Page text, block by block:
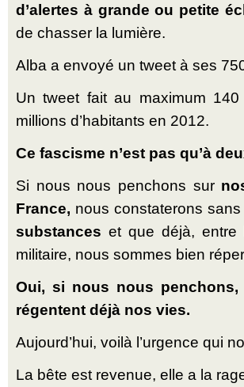
d’alertes à grande ou petite
de chasser la lumière.
Alba a envoyé un tweet à ses
Un tweet fait au maximum 140
millions d’habitants en 2012.
Ce fascisme n’est pas qu’à
Si nous nous penchons sur
France, nous constaterons
substances et que déjà, entre
militaire, nous sommes bien
Oui, si nous nous
régentent déjà nos vies.
Aujourd’hui, voilà l’urgence qui
La bête est revenue, elle a la